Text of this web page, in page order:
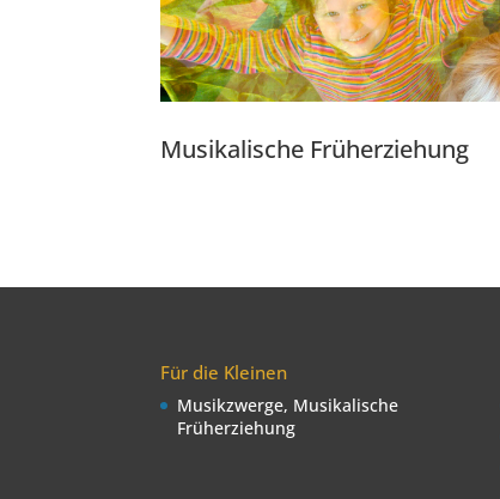
Musikalische Früherziehung
Für die Kleinen
Musikzwerge, Musikalische
Früherziehung